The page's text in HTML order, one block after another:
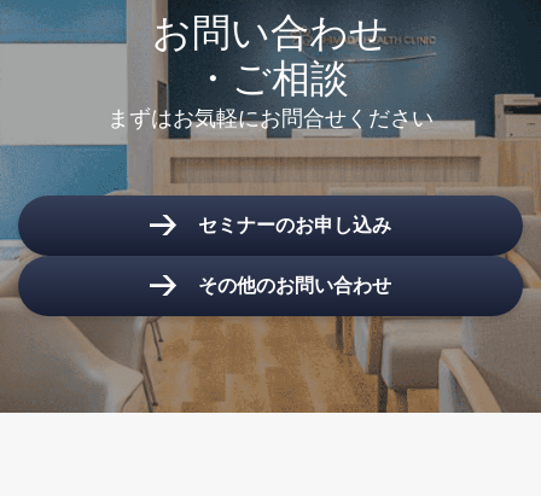
お問い合わせ
・ご相談
まずはお気軽にお問合せください
セミナーのお申し込み
その他のお問い合わせ